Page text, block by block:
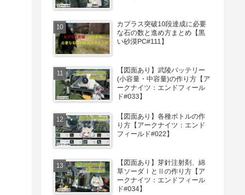
カプラス突破10段達成に必要
な石の数と進め方まとめ【黒
い砂漠PC#111】
【図面あり】武陵バッテリー
(小容量・中容量)の作り方【ア
ークナイツ：エンドフィール
ド#033】
【図面あり】各種ボトルの作
り方【アークナイツ：エンド
フィールド#022】
【図面あり】芽針注射剤、綿
草ソーダⅠとⅡの作り方【ア
ークナイツ：エンドフィール
ド#034】